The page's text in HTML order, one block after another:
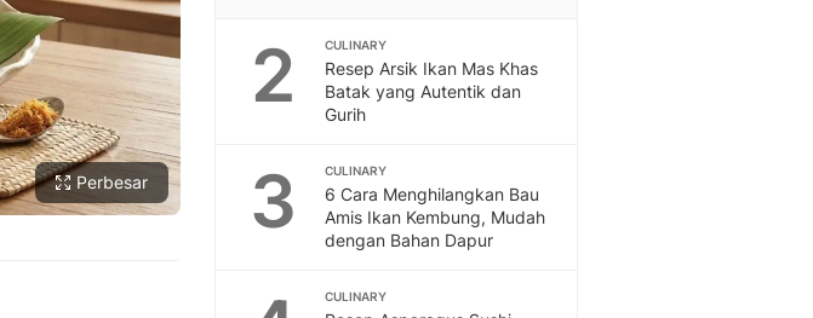
Perbesar
2 CULINARY
Resep Arsik Ikan Mas Khas
Batak yang Autentik dan
Gurih
3 CULINARY
6 Cara Menghilangkan Bau
Amis Ikan Kembung, Mudah
dengan Bahan Dapur
CULINARY